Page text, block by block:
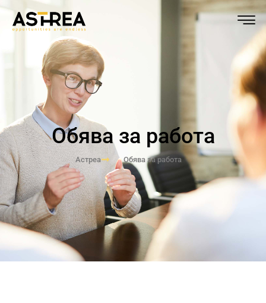
Обява за работа
Астреа Обява за работа